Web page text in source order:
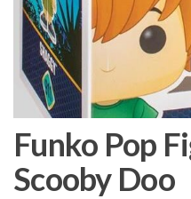
Funko Pop
Scooby Doo